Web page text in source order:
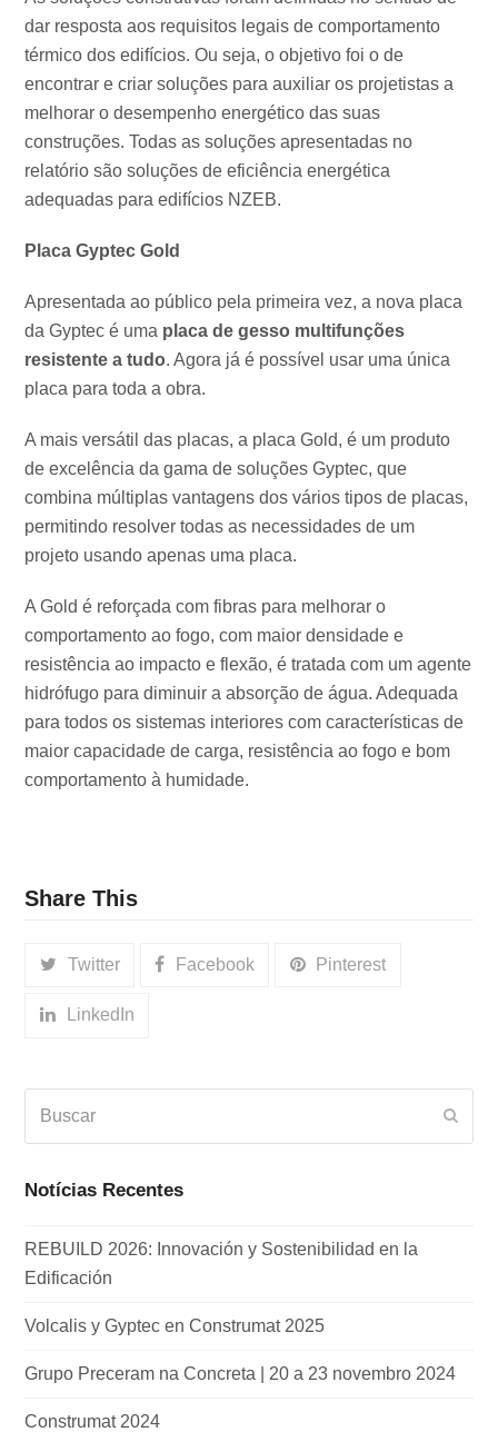
dar resposta aos requisitos legais de comportamento
térmico dos edifícios. Ou seja, o objetivo foi o de
encontrar e criar soluções para auxiliar os projetistas a
melhorar o desempenho energético das suas
construções. Todas as soluções apresentadas no
relatório são soluções de eficiência energética
adequadas para edifícios NZEB.
Placa Gyptec Gold
Apresentada ao público pela primeira vez, a nova placa
da Gyptec é uma placa de gesso multifunções
resistente a tudo. Agora já é possível usar uma única
placa para toda a obra.
A mais versátil das placas, a placa Gold, é um produto
de excelência da gama de soluções Gyptec, que
combina múltiplas vantagens dos vários tipos de placas,
permitindo resolver todas as necessidades de um
projeto usando apenas uma placa.
A Gold é reforçada com fibras para melhorar o
comportamento ao fogo, com maior densidade e
resistência ao impacto e flexão, é tratada com um agente
hidrófugo para diminuir a absorção de água. Adequada
para todos os sistemas interiores com características de
maior capacidade de carga, resistência ao fogo e bom
comportamento à humidade.
Share This
Twitter Facebook Pinterest
LinkedIn
Notícias Recentes
REBUILD 2026: Innovación y Sostenibilidad en la
Edificación
Volcalis y Gyptec en Construmat 2025
Grupo Preceram na Concreta | 20 a 23 novembro 2024
Construmat 2024